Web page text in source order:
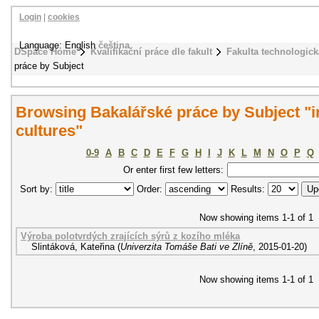
DSpace Home Kvalifikační práce dle fakult
Fakulta
práce by Subject
Login cookies
Language: Englishčeština
Browsing Bakalářské práce by Subject
cultures"
0-9 A B C D E F G H J K L M N O P
Q
Or enter first few letters:
Sort by:
Order: Results:
Now showing items 1-1 of 1
Výroba polotvrdých zrajících sýrů z kozího mléka
Slintáková, Kateřina (Univerzita Tomáše Bati ve Zlíně, 2015-01-20)
Now showing items 1-1 of 1